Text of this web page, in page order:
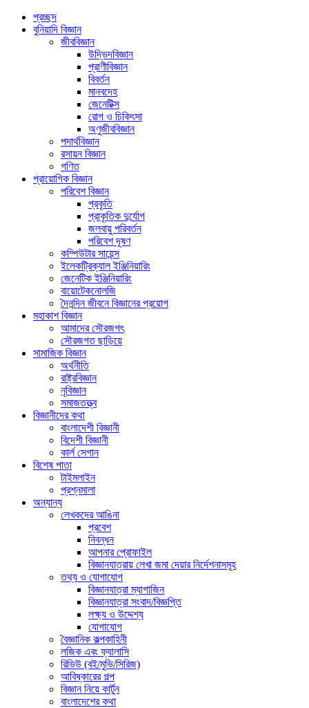
প্রচ্ছদ
বুনিয়াদি বিজ্ঞান
জীববিজ্ঞান
উদ্ভিদবিজ্ঞান
প্রাণীবিজ্ঞান
বিবর্তন
মানবদেহ
জেনেটিক্স
রোগ ও চিকিৎসা
অণুজীববিজ্ঞান
পদার্থবিজ্ঞান
রসায়ন বিজ্ঞান
গণিত
প্রায়োগিক বিজ্ঞান
পরিবেশ বিজ্ঞান
প্রকৃতি
প্রাকৃতিক দুর্যোগ
জলবায়ু পরিবর্তন
পরিবেশ দূষণ
কম্পিউটার সায়েন্স
ইলেকট্রিক্যাল ইঞ্জিনিয়ারিং
জেনেটিক ইঞ্জিনিয়ারিং
বায়োটেকনোলজি
দৈনন্দিন জীবনে বিজ্ঞানের প্রয়োগ
মহাকাশ বিজ্ঞান
আমাদের সৌরজগৎ
সৌরজগত ছাড়িয়ে
সামাজিক বিজ্ঞান
অর্থনীতি
রাষ্ট্রবিজ্ঞান
নৃবিজ্ঞান
সমাজতত্ত্ব
বিজ্ঞানীদের কথা
বাংলাদেশী বিজ্ঞানী
বিদেশী বিজ্ঞানী
কার্ল সেগান
বিশেষ পাতা
টাইমলাইন
প্রশ্নমালা
অন্যান্য
লেখকদের আঙিনা
প্রবেশ
নিবন্ধন
আপনার প্রোফাইল
বিজ্ঞানযাত্রায় লেখা জমা দেয়ার নির্দেশনাসমূহ
তথ্য ও যোগাযোগ
বিজ্ঞানযাত্রা ম্যাগাজিন
বিজ্ঞানযাত্রা সংবাদ/বিজ্ঞপ্তি
লক্ষ্য ও উদ্দেশ্য
যোগাযোগ
বৈজ্ঞানিক কল্পকাহিনী
লজিক এবং ফ্যালাসি
রিভিউ (বই/মুভি/সিরিজ)
আবিষ্কারের গল্প
বিজ্ঞান নিয়ে কার্টুন
বাংলাদেশের কথা